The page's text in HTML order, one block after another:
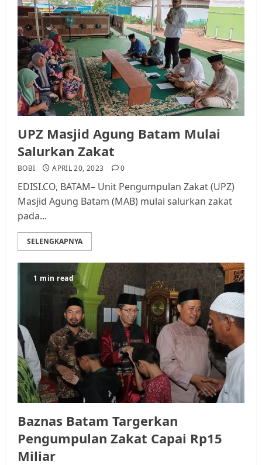
UPZ Masjid Agung Batam Mulai
Salurkan Zakat
BOBI APRIL 20, 2023 0
EDISI.CO, BATAM– Unit Pengumpulan Zakat (UPZ)
Masjid Agung Batam (MAB) mulai salurkan zakat
pada...
SELENGKAPNYA
1 min read
Baznas Batam Targerkan
Pengumpulan Zakat Capai Rp15
Miliar